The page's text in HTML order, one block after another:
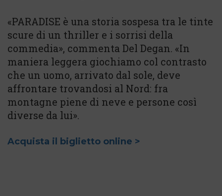
«PARADISE è una storia sospesa tra le tinte
scure di un thriller e i sorrisi della
commedia», commenta Del Degan. «In
maniera leggera giochiamo col contrasto
che un uomo, arrivato dal sole, deve
affrontare trovandosi al Nord: fra
montagne piene di neve e persone così
diverse da lui».
Acquista il biglietto online >